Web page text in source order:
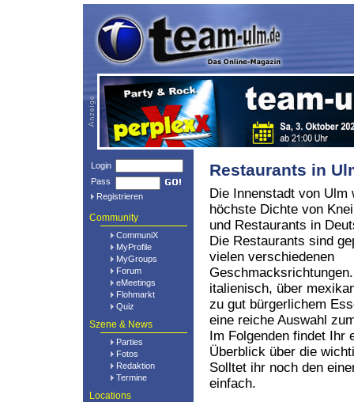
Login
Pass
Registrieren
Community
CommuniX
MyProfile
MyGroups
Forum
eMeetings
Flohmarkt
Quiz
Szene & News
Parties
Fotos
Redaktion
Termine
Locations
Restaurants in
Die Innenstadt von Ulm
höchste Dichte von
und Restaurants in
Die Restaurants sind
vielen verschiedenen
italienisch, über
zu gut bürgerlichem
eine reiche Auswahl
Im Folgenden findet Ihr
Überblick über die
Solltet ihr noch den
einfach.